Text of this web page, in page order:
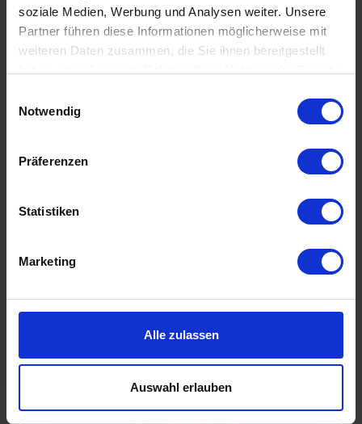
soziale Medien, Werbung und Analysen weiter. Unsere
Partner führen diese Informationen möglicherweise mit
weiteren Daten zusammen, die Sie ihnen bereitgestellt
Notwendig
Präferenzen
Statistiken
Marketing
Alle zulassen
Auswahl erlauben
Füreinander bestimmt
Introvertiert glücklich